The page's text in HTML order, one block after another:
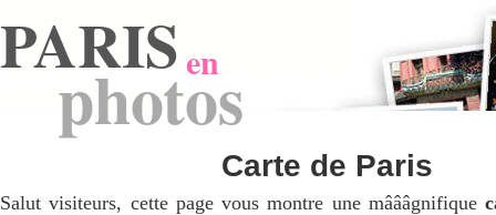
PARISen
photos
Carte de Paris
Salut visiteurs, cette page vous montre une mâââgnifique